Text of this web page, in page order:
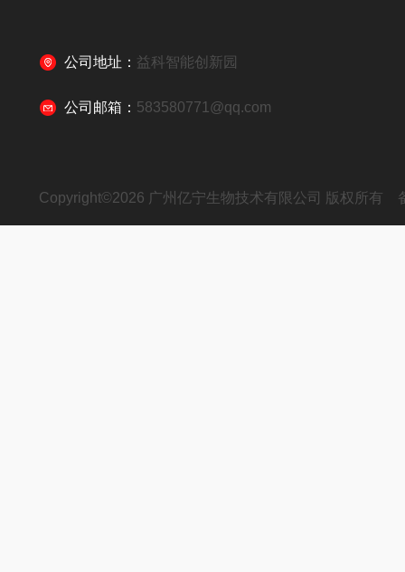
公司地址： 益科智能创新园
公司邮箱： 583580771@qq.com
Copyright©2026 广州亿宁生物技术有限公司 版权所有